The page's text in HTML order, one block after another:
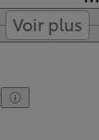
Voir plus